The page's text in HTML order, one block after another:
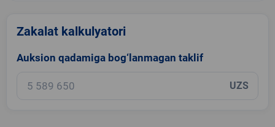
Zakalat kalkulyatori
Auksion qadamiga bog‘lanmagan taklif
UZS